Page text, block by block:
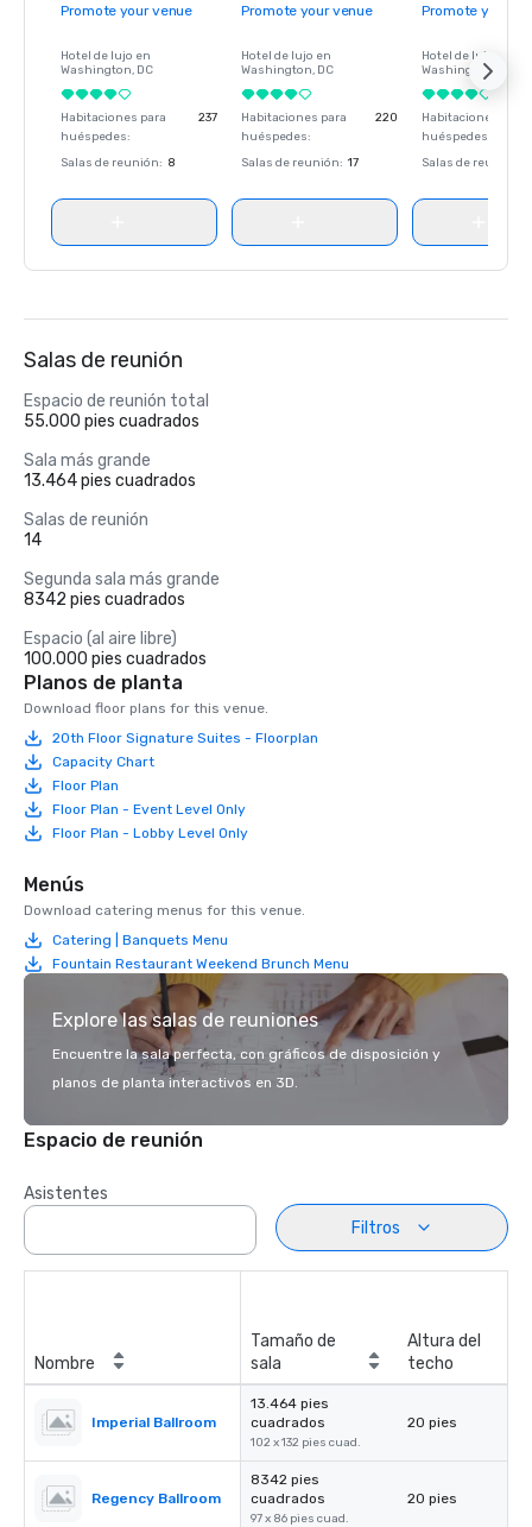
Promote your venue
Hotel de lujo en
Washington, DC
Habitaciones para
huéspedes:
237
Salas de reunión: 8
Promote your venue
Hotel de lujo en
Washington, DC
Habitaciones para
huéspedes:
220
Salas de reunión: 17
Promote your
Hotel de lujo en
Washington
Habitaciones para
huéspedes
Salas de reunión
Salas de reunión
Espacio de reunión total
55.000 pies cuadrados
Sala más grande
13.464 pies cuadrados
Salas de reunión
14
Segunda sala más grande
8342 pies cuadrados
Espacio (al aire libre)
100.000 pies cuadrados
Planos de planta
Download floor plans for this venue.
20th Floor Signature Suites - Floorplan
Capacity Chart
Floor Plan
Floor Plan - Event Level Only
Floor Plan - Lobby Level Only
Menús
Download catering menus for this venue.
Catering | Banquets Menu
Fountain Restaurant Weekend Brunch Menu
Explore las salas de reuniones
Encuentre la sala perfecta, con gráficos de disposición y
planos de planta interactivos en 3D.
Espacio de reunión
Asistentes
Filtros
Nombre
Tamaño de
sala
Altura del
techo
Imperial Ballroom
13.464 pies
cuadrados
102 x 132 pies cuad.
20 pies
Regency Ballroom
8342 pies
cuadrados
97 x 86 pies cuad.
20 pies